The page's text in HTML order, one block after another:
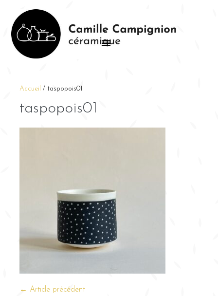
Accueil / taspopois01
taspopois01
← Article précédent